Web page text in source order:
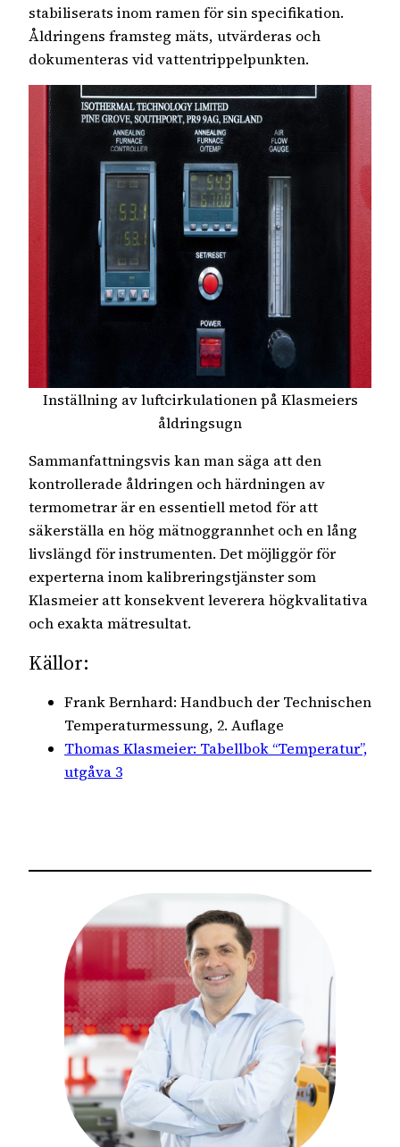
stabiliserats inom ramen för sin specifikation.
Åldringens framsteg mäts, utvärderas och
dokumenteras vid vattentrippelpunkten.
Inställning av luftcirkulationen på Klasmeiers
åldringsugn
Sammanfattningsvis kan man säga att den
kontrollerade åldringen och härdningen av
termometrar är en essentiell metod för att
säkerställa en hög mätnoggrannhet och en lång
livslängd för instrumenten. Det möjliggör för
experterna inom kalibreringstjänster som
Klasmeier att konsekvent leverera högkvalitativa
och exakta mätresultat.
Källor:
Frank Bernhard: Handbuch der Technischen
Temperaturmessung, 2. Auflage
Thomas Klasmeier: Tabellbok “Temperatur”,
utgåva 3